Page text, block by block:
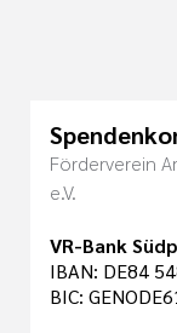
Förderverein
e.V.
VR-Bank
IBAN: DE84
BIC: